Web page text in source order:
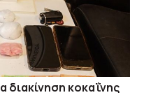
διακίνηση κοκαΐνης